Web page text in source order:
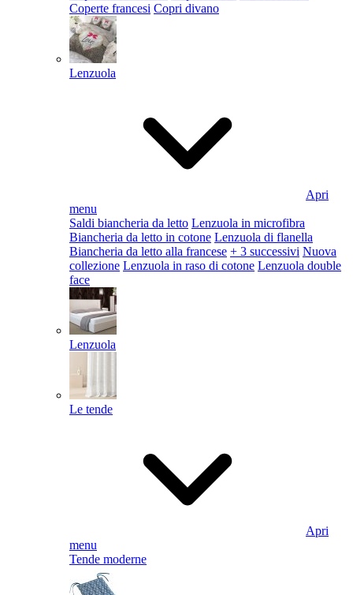
Coperte francesi Copri divano
Lenzuola
Apri
menu
Saldi biancheria da letto Lenzuola in microfibra
Biancheria da letto in cotone Lenzuola di flanella
Biancheria da letto alla francese + 3 successivi Nuova
collezione Lenzuola in raso di cotone Lenzuola double
face
Lenzuola
Le tende
Apri
menu
Tende moderne